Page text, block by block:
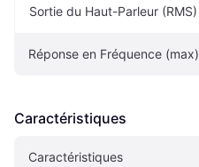
Sortie du Haut-Parleur (RMS)
Réponse en Fréquence (max)
Caractéristiques
Caractéristiques